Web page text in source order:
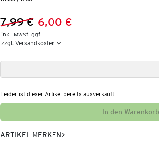
Vorheriger Preis:
7,99 €
Neuer Preis:
6,00 €
inkl. MwSt. ggf.
zzgl. Versandkosten
Leider ist dieser Artikel bereits ausverkauft
In den Warenkorb
ARTIKEL MERKEN